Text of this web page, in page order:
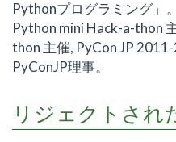
Pythonプログラミング」
Python mini Hack-a-thon
thon 主催, PyCon JP
PyConJP理事。
リジェクトされ